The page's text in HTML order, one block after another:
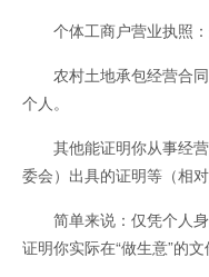
个体工商户营业执照：
农村土地承包经营合同
个人。
其他能证明你从事经营
委会）出具的证明等（相
简单来说：仅凭个人身
证明你实际在“做生意”的